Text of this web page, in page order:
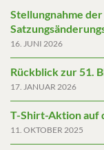
Stellungnahme
16. JUNI 2026
Rückblick zur 51.
17. JANUAR 2026
T-Shirt-Aktion auf
11. OKTOBER 2025